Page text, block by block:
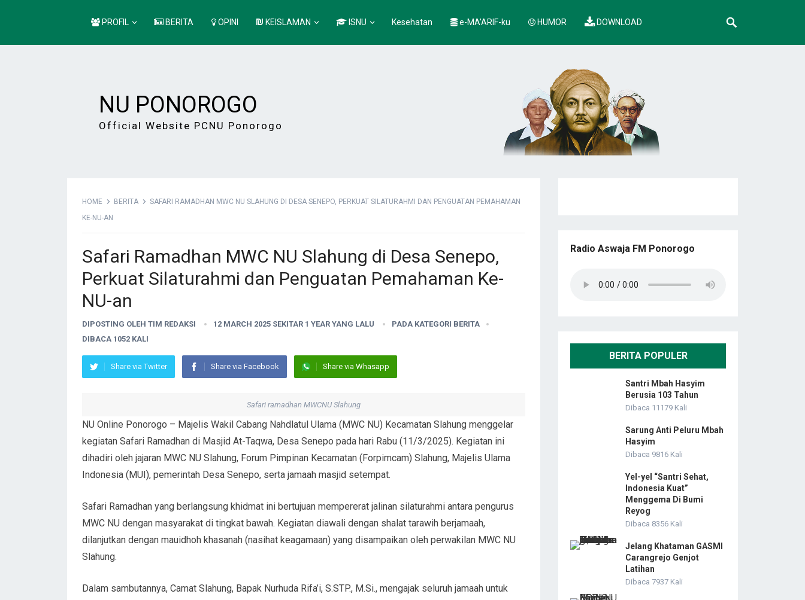
PROFIL BERITA OPINI KEISLAMAN ISNU Kesehatan e-MA’ARIF-ku HUMOR DOWNLOAD
NU PONOROGO
Official Website PCNU Ponorogo
HOME BERITA
SAFARI RAMADHAN MWC NU SLAHUNG DI DESA SENEPO, PERKUAT SILATURAHMI DAN PENGUATAN PEMAHAMAN
KE-NU-AN
Safari Ramadhan MWC NU Slahung di Desa Senepo,
Perkuat Silaturahmi dan Penguatan Pemahaman Ke-
NU-an
DIPOSTING OLEH TIM REDAKSI 12 MARCH 2025 SEKITAR 1 YEAR YANG LALU PADA KATEGORI BERITA
DIBACA 1052 KALI
Share via Twitter Share via Facebook Share via Whasapp
Safari ramadhan MWCNU Slahung
NU Online Ponorogo – Majelis Wakil Cabang Nahdlatul Ulama (MWC NU) Kecamatan Slahung menggelar
kegiatan Safari Ramadhan di Masjid At-Taqwa, Desa Senepo pada hari Rabu (11/3/2025). Kegiatan ini
dihadiri oleh jajaran MWC NU Slahung, Forum Pimpinan Kecamatan (Forpimcam) Slahung, Majelis Ulama
Indonesia (MUI), pemerintah Desa Senepo, serta jamaah masjid setempat.
Safari Ramadhan yang berlangsung khidmat ini bertujuan mempererat jalinan silaturahmi antara pengurus
MWC NU dengan masyarakat di tingkat bawah. Kegiatan diawali dengan shalat tarawih berjamaah,
dilanjutkan dengan mauidhoh khasanah (nasihat keagamaan) yang disampaikan oleh perwakilan MWC NU
Slahung.
Dalam sambutannya, Camat Slahung, Bapak Nurhuda Rifa’i, S.STP., M.Si., mengajak seluruh jamaah untuk
Radio Aswaja FM Ponorogo
BERITA POPULER
Santri Mbah Hasyim
Berusia 103 Tahun
Dibaca 11179 Kali
Sarung Anti Peluru Mbah
Hasyim
Dibaca 9816 Kali
Yel-yel “Santri Sehat,
Indonesia Kuat”
Menggema Di Bumi
Reyog
Dibaca 8356 Kali
Jelang Khataman GASMI
Carangrejo Genjot
Latihan
Dibaca 7937 Kali